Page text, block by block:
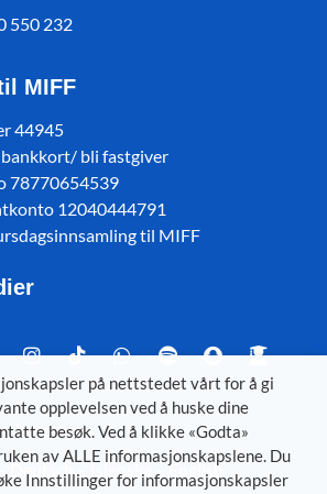
550 232
MIFF
44945
bankkort/ bli fastgiver
78770654539
12040444791
til MIFF
languages
– Deutsch– Íslenska –English
på nettstedet vårt for å gi
opplevelsen ved å huske dine
besøk. Ved å klikke «Godta»
av ALLE informasjonskapslene. Du
Innstillinger for informasjonskapsler